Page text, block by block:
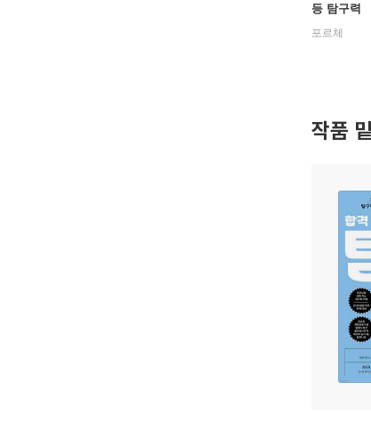
등 탐구력
포르체
작품